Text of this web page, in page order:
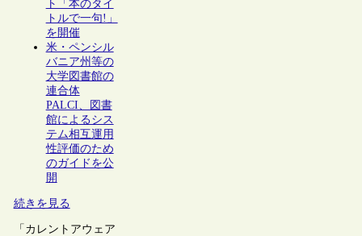
ト「本のタイ
トルで一句!」
を開催
米・ペンシル
バニア州等の
大学図書館の
連合体
PALCI、図書
館によるシス
テム相互運用
性評価のため
のガイドを公
開
続きを見る
「カレントアウェア